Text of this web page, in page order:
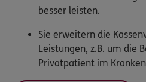
besser leisten.
Sie erweitern die
Leistungen, z.B. um die
Privatpatient im